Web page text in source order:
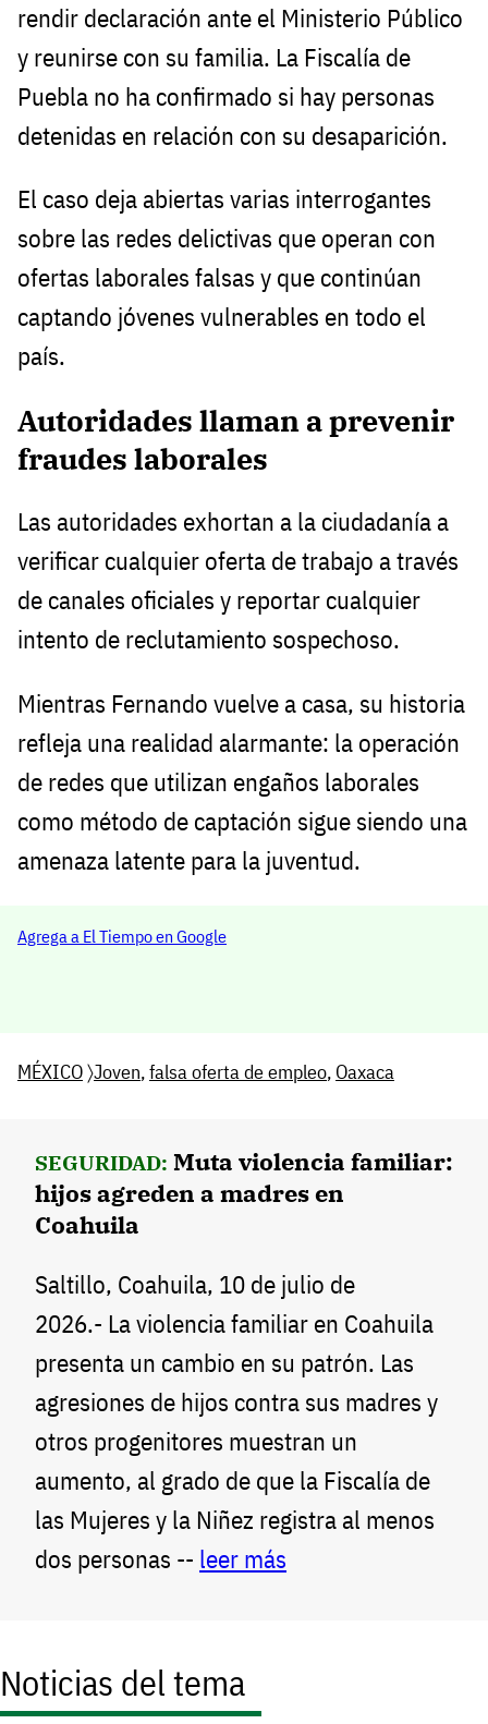
rendir declaración ante el Ministerio Público
y reunirse con su familia. La Fiscalía de
Puebla no ha confirmado si hay personas
detenidas en relación con su desaparición.
El caso deja abiertas varias interrogantes
sobre las redes delictivas que operan con
ofertas laborales falsas y que continúan
captando jóvenes vulnerables en todo el
país.
Autoridades llaman a prevenir
fraudes laborales
Las autoridades exhortan a la ciudadanía a
verificar cualquier oferta de trabajo a través
de canales oficiales y reportar cualquier
intento de reclutamiento sospechoso.
Mientras Fernando vuelve a casa, su historia
refleja una realidad alarmante: la operación
de redes que utilizan engaños laborales
como método de captación sigue siendo una
amenaza latente para la juventud.
Agrega a El Tiempo en Google
MÉXICO〉Joven,falsa oferta de empleo, Oaxaca
SEGURIDAD: Muta violencia familiar:
hijos agreden a madres en
Coahuila
Saltillo, Coahuila, 10 de julio de
2026.- La violencia familiar en Coahuila
presenta un cambio en su patrón. Las
agresiones de hijos contra sus madres y
otros progenitores muestran un
aumento, al grado de que la Fiscalía de
las Mujeres y la Niñez registra al menos
dos personas -- leer más
Noticias del tema